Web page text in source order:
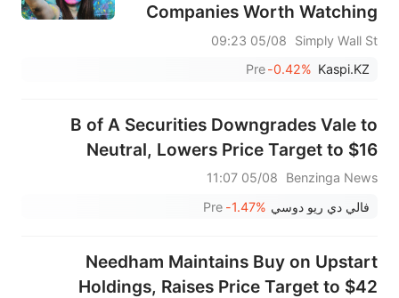
Companies Worth Watching
Simply Wall St
05/08 09:23
Kaspi.KZ
-0.42%
Pre
B of A Securities Downgrades Vale to
Neutral, Lowers Price Target to $16
Benzinga News
05/08 11:07
فالي دي ريو دوسي -1.47%
Pre
Needham Maintains Buy on Upstart
Holdings, Raises Price Target to $42